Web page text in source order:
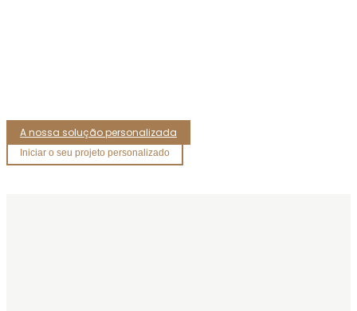
A nossa solução personalizada
Iniciar o seu projeto personalizado